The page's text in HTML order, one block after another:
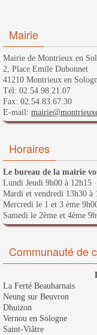
Mairie
Mairie de Montrieux en
2, Place Emile Dubonnet
41210 Montrieux en
Tél: 02.54.98.21.07
Fax: 02.54.83.67.30
E-mail:
Horaires
Le bureau de la mairie
Lundi Jeudi 9h00 à 12h15
Mardi et vendredi 13h30 à
Mercredi le 1 et 3 ème
Samedi le 2ème et 4ème
Communauté de
La Ferté Beauharnais
Neung sur Beuvron
Dhuizon
Vernou en Sologne
Saint-Viâtre